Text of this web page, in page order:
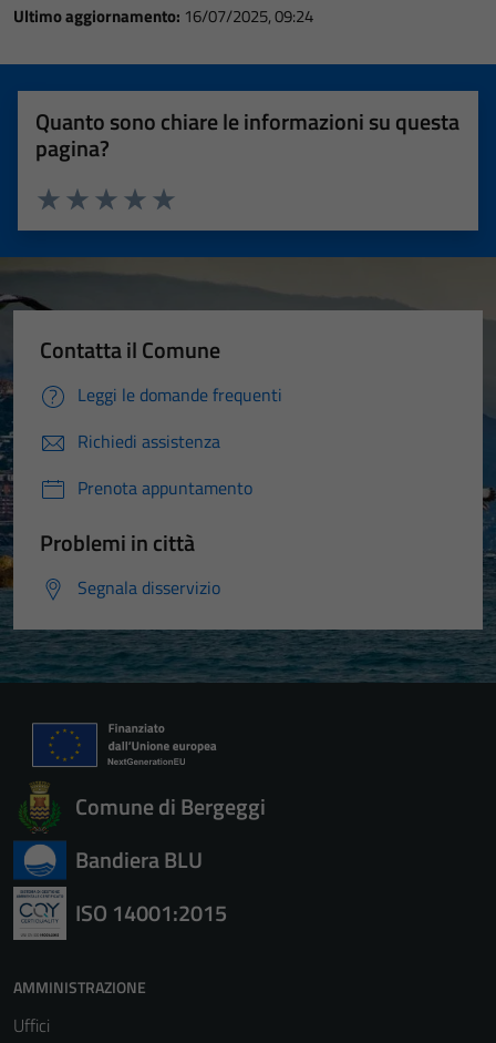
Ultimo aggiornamento: 16/07/2025, 09:24
Quanto sono chiare le informazioni su questa
pagina?
Valuta 5 stelle su 5
Valuta 4 stelle su 5
Valuta 3 stelle su 5
Valuta 2 stelle su 5
Valuta 1 stelle su 5
Contatta il Comune
Leggi le domande frequenti
Richiedi assistenza
Prenota appuntamento
Problemi in città
Segnala disservizio
Comune di Bergeggi
Bandiera BLU
ISO 14001:2015
AMMINISTRAZIONE
Uffici